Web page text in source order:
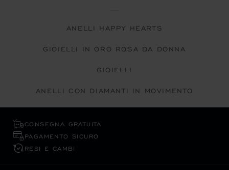
ANELLI HAPPY HEARTS
GIOIELLI IN ORO ROSA DA DONNA
GIOIELLI
ANELLI CON DIAMANTI IN MOVIMENTO
CONSEGNA GRATUITA
PAGAMENTO SICURO
RESI E CAMBI